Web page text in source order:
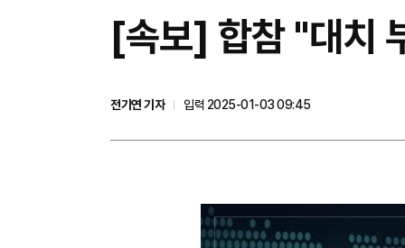
[속보] 합참 "대치
전기연 기자 입력 2025-01-03 09:45